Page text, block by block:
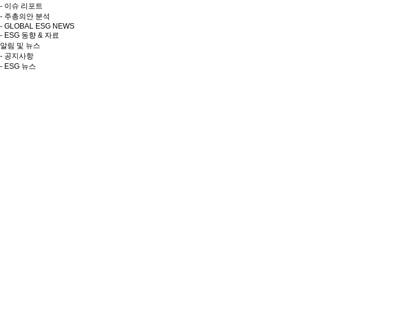
- 이슈 리포트
- 주총의안 분석
- GLOBAL ESG NEWS
- ESG 동향 & 자료
알림 및 뉴스
- 공지사항
- ESG 뉴스